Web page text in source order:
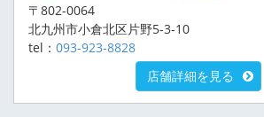
〒802-0064
北九州市小倉北区片野5-3-10
tel： 093-923-8828
店舗詳細を見る